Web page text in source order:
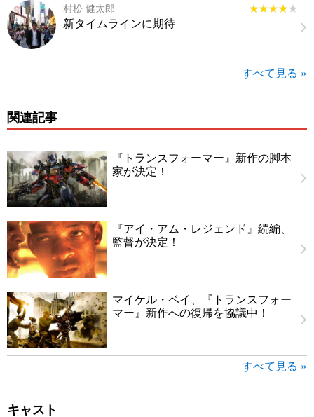
村松 健太郎 ★★★★★
★★★★★
新タイムラインに期待
すべて見る »
関連記事
『トランスフォーマー』新作の脚本
家が決定！
『アイ・アム・レジェンド』続編、
監督が決定！
マイケル・ベイ、『トランスフォー
マー』新作への復帰を協議中！
すべて見る »
キャスト